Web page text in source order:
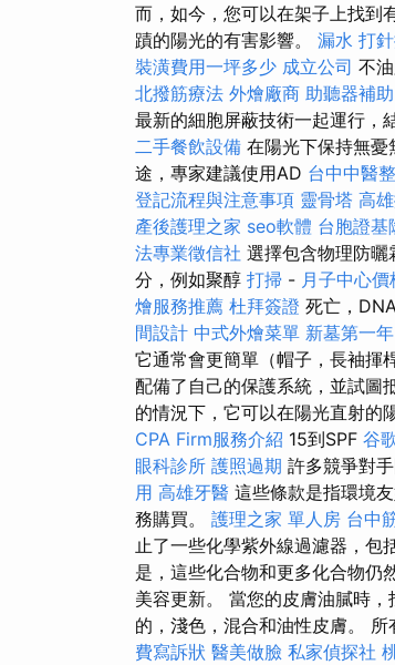
而，如今，您可以在架子上找到
蹟的陽光的有害影響。 漏水 打
裝潢費用一坪多少 成立公司 不
北撥筋療法 外燴廠商 助聽器補助
最新的細胞屏蔽技術一起運行，
二手餐飲設備 在陽光下保持無
途，專家建議使用AD 台中中醫
登記流程與注意事項 靈骨塔 高
產後護理之家 seo軟體 台胞證基
法專業徵信社 選擇包含物理防曬
分，例如聚醇 打掃 - 月子中心價
燴服務推薦 杜拜簽證 死亡，
間設計 中式外燴菜單 新墓第一年
它通常會更簡單（帽子，長袖揮
配備了自己的保護系統，並試圖
的情況下，它可以在陽光直射的
CPA Firm服務介紹 15到SPF 谷
眼科診所 護照過期 許多競爭對
用 高雄牙醫 這些條款是指環境
務購買。 護理之家 單人房 台中
止了一些化學紫外線過濾器，包
是，這些化合物和更多化合物仍
美容更新。 當您的皮膚油膩時
的，淺色，混合和油性皮膚。 所
費寫訴狀 醫美做臉 私家偵探社